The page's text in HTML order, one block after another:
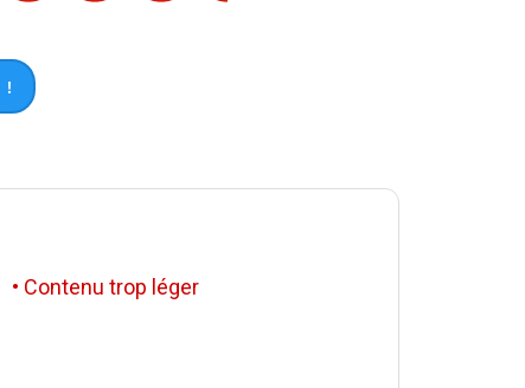
!
• Contenu trop léger